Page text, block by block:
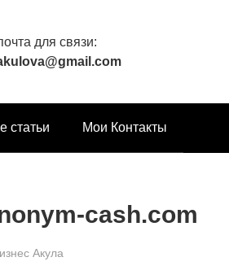
для связи:
статьи Мои Контакты
cash.com
Акула